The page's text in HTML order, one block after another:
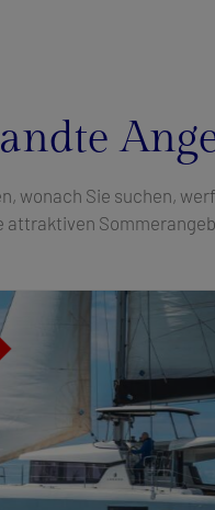
wonach Sie suchen,
attraktiven